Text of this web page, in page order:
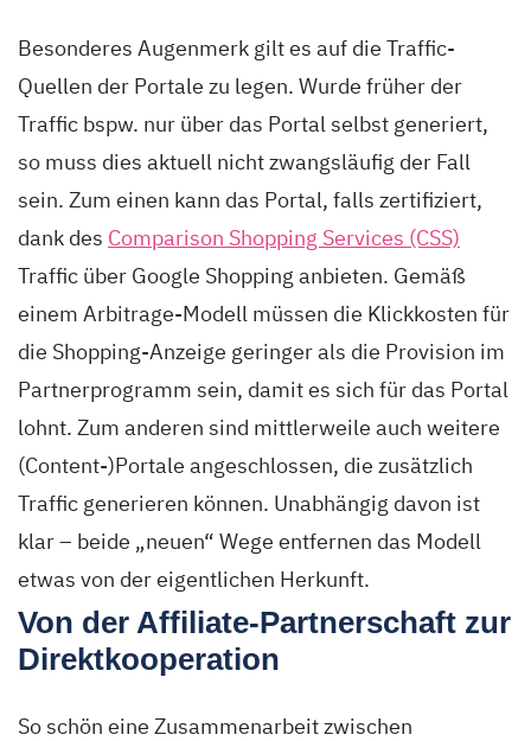
Besonderes Augenmerk gilt es auf die Traffic-
Quellen der Portale zu legen. Wurde früher der
Traffic bspw. nur über das Portal selbst generiert,
so muss dies aktuell nicht zwangsläufig der Fall
sein. Zum einen kann das Portal, falls zertifiziert,
dank des Comparison Shopping Services (CSS)
Traffic über Google Shopping anbieten. Gemäß
einem Arbitrage-Modell müssen die Klickkosten für
die Shopping-Anzeige geringer als die Provision im
Partnerprogramm sein, damit es sich für das Portal
lohnt. Zum anderen sind mittlerweile auch weitere
(Content-)Portale angeschlossen, die zusätzlich
Traffic generieren können. Unabhängig davon ist
klar – beide „neuen“ Wege entfernen das Modell
etwas von der eigentlichen Herkunft.
Von der Affiliate-Partnerschaft zur
Direktkooperation
So schön eine Zusammenarbeit zwischen